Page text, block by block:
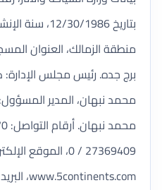
برج جده. رئيس مجلس
محمد نبهان، المدير
27369409 / 0، الموقع
www.5continents.com، البريد الإلكتروني: